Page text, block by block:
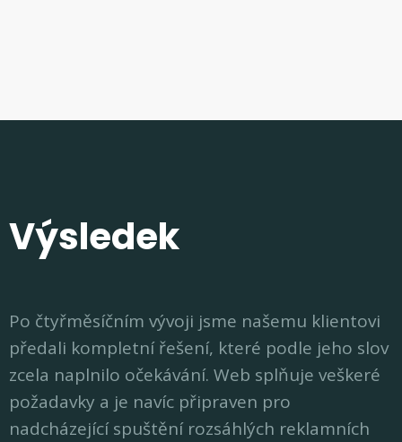
Výsledek
Po čtyřměsíčním vývoji jsme našemu klientovi
předali kompletní řešení, které podle jeho slov
zcela naplnilo očekávání. Web splňuje veškeré
požadavky a je navíc připraven pro
nadcházející spuštění rozsáhlých reklamních